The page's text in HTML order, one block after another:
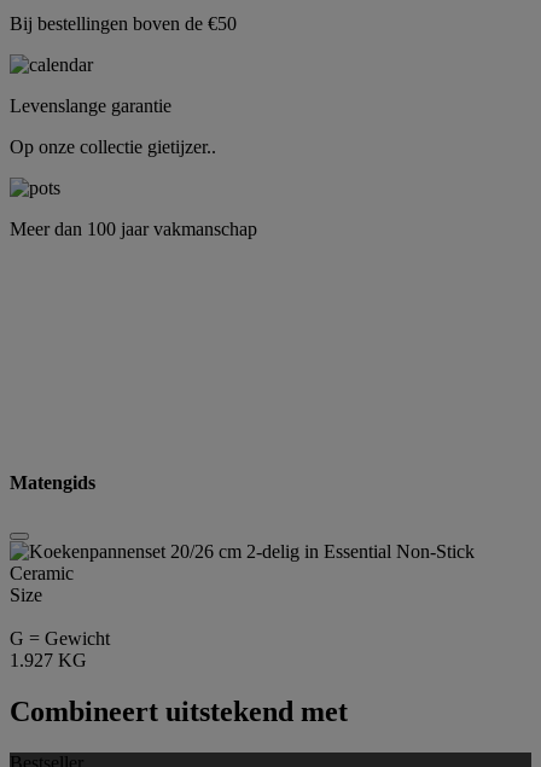
Bij bestellingen boven de €50
Levenslange garantie
Op onze collectie gietijzer..
Meer dan 100 jaar vakmanschap
Matengids
Size
G = Gewicht
1.927 KG
Combineert uitstekend met
Bestseller